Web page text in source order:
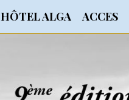
HÔTEL ALGA ACCES